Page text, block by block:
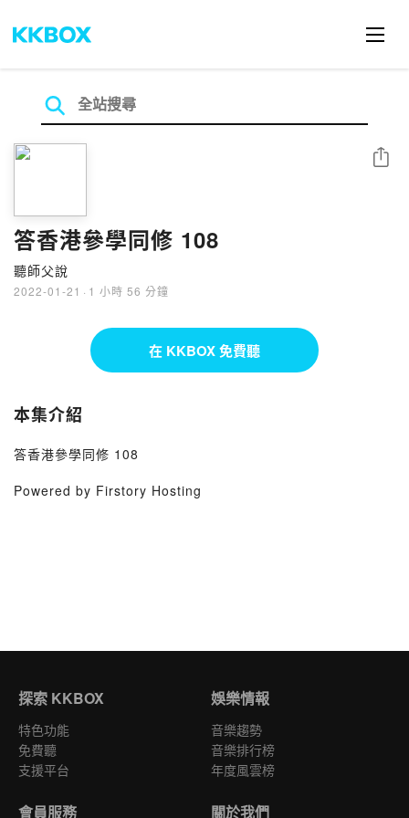
答香港參學同修 108
聽師父說
2022-01-21 · 1 小時 56 分鐘
分享
在 KKBOX 免費聽
本集介紹
答香港參學同修 108
Powered by Firstory Hosting
探索 KKBOX
特色功能
免費聽
支援平台
娛樂情報
音樂趨勢
音樂排行榜
年度風雲榜
會員服務 關於我們